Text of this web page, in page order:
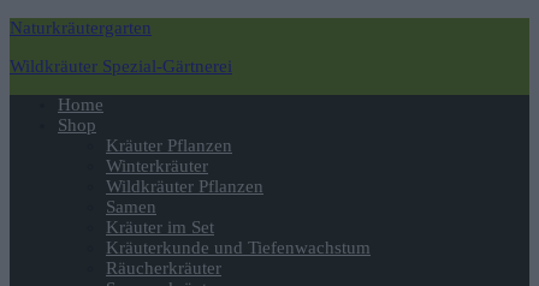
Naturkräutergarten
Wildkräuter Spezial-Gärtnerei
Navigation
umschalten
Home
Shop
Kräuter Pflanzen
Winterkräuter
Wildkräuter Pflanzen
Samen
Kräuter im Set
Kräuterkunde und Tiefenwachstum
Räucherkräuter